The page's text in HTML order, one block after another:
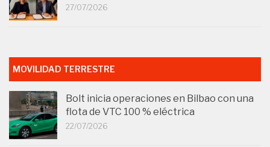
27/07/2026
MOVILIDAD TERRESTRE
Bolt inicia operaciones en Bilbao con una
flota de VTC 100 % eléctrica
22/07/2026